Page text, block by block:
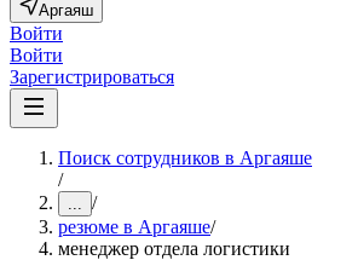
Аргаяш
Войти
Войти
Зарегистрироваться
Поиск сотрудников в Аргаяше
/
... /
резюме в Аргаяше/
менеджер отдела логистики